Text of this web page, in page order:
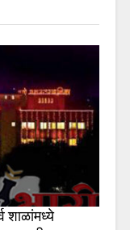
शाळांमध्ये